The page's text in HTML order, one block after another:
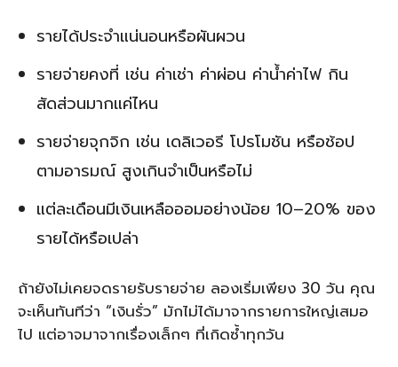
รายได้ประจำแน่นอนหรือผันผวน
รายจ่ายคงที่ เช่น ค่าเช่า ค่าผ่อน ค่าน้ำค่าไฟ กิน
สัดส่วนมากแค่ไหน
รายจ่ายจุกจิก เช่น เดลิเวอรี โปรโมชัน หรือช้อป
ตามอารมณ์ สูงเกินจำเป็นหรือไม่
แต่ละเดือนมีเงินเหลือออมอย่างน้อย 10–20% ของ
รายได้หรือเปล่า
ถ้ายังไม่เคยจดรายรับรายจ่าย ลองเริ่มเพียง 30 วัน คุณ
จะเห็นทันทีว่า “เงินรั่ว” มักไม่ได้มาจากรายการใหญ่เสมอ
ไป แต่อาจมาจากเรื่องเล็กๆ ที่เกิดซ้ำทุกวัน